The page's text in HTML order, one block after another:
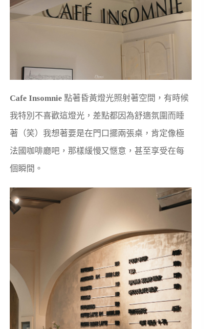
Cafe Insomnie 點著昏黃燈光照射著空間，有時候
我特別不喜歡這燈光，差點都因為舒適氛圍而睡
著（笑）我想著要是在門口擺兩張桌，肯定像極
法國咖啡廳吧，那樣緩慢又愜意，甚至享受在每
個瞬間。